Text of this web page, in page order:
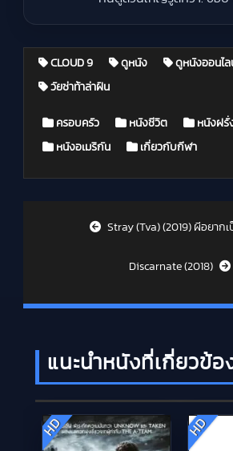
CLOUD 9 ดูหนัง ดูหนังออนไล
วัยซ่าท้าล่าฝัน
Posted in
ครอบครัว หนังชีวิต หนังฝรั่
หนังอเมริกัน เกี่ยวกับกีฬา
Post navigationStray (Tva) (2019) ผีอยาก
Discarnate (2018)
แนะนำหนังที่เกี่ยวข้อ
HD HD